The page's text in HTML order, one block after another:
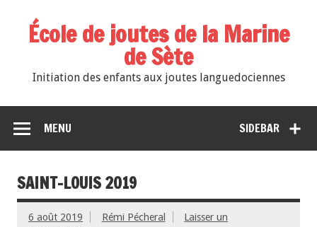
École de joutes de la Marine
de Sète
Initiation des enfants aux joutes languedociennes
SIDEBAR
MENU
SAINT-LOUIS 2019
6 août 2019 Rémi Pécheral
Laisser un